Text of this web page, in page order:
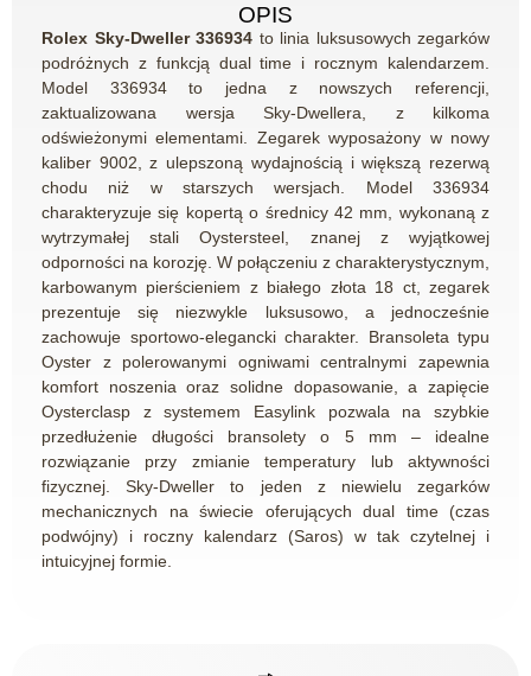
OPIS
Rolex Sky‑Dweller 336934 to linia luksusowych zegarków
podróżnych z funkcją dual time i rocznym kalendarzem.
Model 336934 to jedna z nowszych referencji,
zaktualizowana wersja Sky‑Dwellera, z kilkoma
odświeżonymi elementami. Zegarek wyposażony w nowy
kaliber 9002, z ulepszoną wydajnością i większą rezerwą
chodu niż w starszych wersjach. Model 336934
charakteryzuje się kopertą o średnicy 42 mm, wykonaną z
wytrzymałej stali Oystersteel, znanej z wyjątkowej
odporności na korozję. W połączeniu z charakterystycznym,
karbowanym pierścieniem z białego złota 18 ct, zegarek
prezentuje się niezwykle luksusowo, a jednocześnie
zachowuje sportowo-elegancki charakter. Bransoleta typu
Oyster z polerowanymi ogniwami centralnymi zapewnia
komfort noszenia oraz solidne dopasowanie, a zapięcie
Oysterclasp z systemem Easylink pozwala na szybkie
przedłużenie długości bransolety o 5 mm – idealne
rozwiązanie przy zmianie temperatury lub aktywności
fizycznej. Sky-Dweller to jeden z niewielu zegarków
mechanicznych na świecie oferujących dual time (czas
podwójny) i roczny kalendarz (Saros) w tak czytelnej i
intuicyjnej formie.